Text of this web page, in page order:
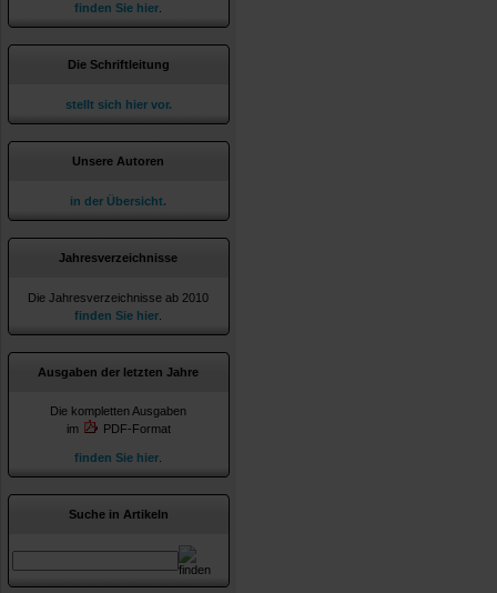
finden Sie hier
Die Schriftleitung
stellt sich hier vor.
Unsere Autoren
in der Übersicht.
Jahresverzeichnisse
Die Jahresverzeichnisse ab 2010
finden Sie hier
Ausgaben der letzten Jahre
Die kompletten Ausgaben
im
PDF-Format
finden Sie hier
Suche in Artikeln